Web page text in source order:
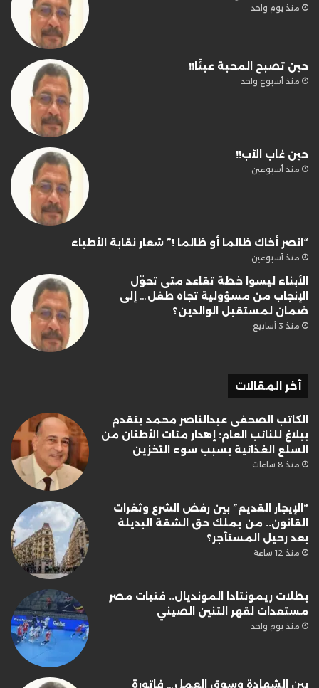
منذ يوم واحد
حين تصبح المحبة عبئًا!!
منذ أسبوع واحد
حين غاب الأب!!
منذ أسبوعين
“انصر أخاك ظالما أو ظالما !” شعار نقابة الأطباء
منذ أسبوعين
الأبناء ليسوا خطة تقاعد متى تحوّل
الإنجاب من مسؤولية تجاه طفل… إلى
ضمان لمستقبل الوالدين؟
منذ 3 أسابيع
أخر المقالات
الكاتب الصحفى عبدالناصر محمد يتقدم
ببلاغ للنائب العام: إهدار مئات الأطنان من
السلع الغذائية بسبب سوء التخزين
منذ 8 ساعات
“الإيجار القديم” بين رفض الشرع وثغرات
القانون.. من يملك حق الشقة البديلة
بعد رحيل المستأجر؟
منذ 12 ساعة
بطلات ريمونتادا المونديال.. فتيات مصر
مستعدات لقهر التنين الصيني
منذ يوم واحد
بين الشهادة وسوق العمل… فاتورة